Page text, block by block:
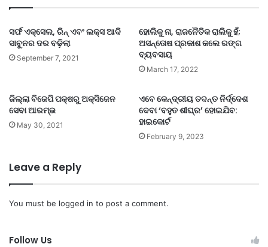
ସର୍ଫ ଏକ୍ସେଲ, ରିନ୍ ଏବଂ ଲକ୍ସ ଆଦି
ସାବୁନର ଦର ବଢ଼ିଲା
September 7, 2021
ହୋଲିକୁ ନା, ରାଜନୈତିକ ରାଲିକୁ ହଁ;
ଅସନ୍ତୋଷ ପ୍ରକାଶ କଲେ ରଙ୍ଗ
ବ୍ୟବସାୟ
March 17, 2022
ଜିଲ୍ଲା ବିଜେପି ପକ୍ଷରୁ ଅକ୍ସିଜେନ
ସେବା ଆରମ୍ଭ
May 30, 2021
ଏବେ କେନ୍ଦ୍ରୀୟ ତଦନ୍ତ ନିର୍ଦ୍ଦେଶ
ଦେବା ‘ବହୁତ ଶୀଘ୍ର’ ହୋଇଯିବ:
ହାଇକୋର୍ଟ
February 9, 2023
Leave a Reply
You must be logged in to post a comment.
Follow Us